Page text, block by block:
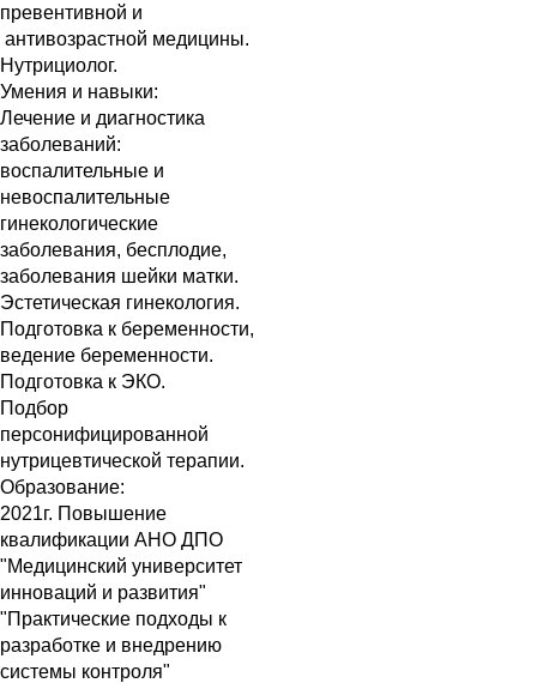
превентивной и
антивозрастной медицины.
Нутрициолог.
Умения и навыки:
Лечение и диагностика
заболеваний:
воспалительные и
невоспалительные
гинекологические
заболевания, бесплодие,
заболевания шейки матки.
Эстетическая гинекология.
Подготовка к беременности,
ведение беременности.
Подготовка к ЭКО.
Подбор
персонифицированной
нутрицевтической терапии.
Образование:
2021г. Повышение
квалификации АНО ДПО
"Медицинский университет
инноваций и развития"
"Практические подходы к
разработке и внедрению
системы контроля"